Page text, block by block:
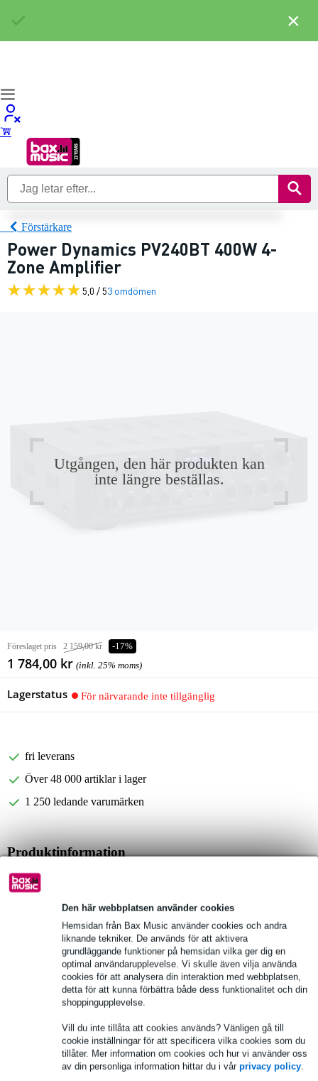
Den här webbplatsen använder cookies
Hemsidan från Bax Music använder cookies och andra
liknande tekniker. De används för att aktivera
grundläggande funktioner på hemsidan vilka ger dig en
optimal användarupplevelse. Vi skulle även vilja använda
cookies för att analysera din interaktion med webbplatsen,
detta för att kunna förbättra både dess funktionalitet och din
shoppingupplevelse.
Vill du inte tillåta att cookies används? Vänligen gå till
cookie inställningar för att specificera vilka cookies som du
tillåter. Mer information om cookies och hur vi använder oss
av din personliga information hittar du i vår privacy policy.
Förstärkare
Power Dynamics PV240BT 400W 4-
Zone Amplifier
5,0 / 53 omdömen
Utgången, den här produkten kan
inte längre beställas.
Föreslaget pris 2 159,00 kr -17%
1 784,00 kr (inkl. 25% moms)
Lagerstatus För närvarande inte tillgänglig
fri leverans
Över 48 000 artiklar i lager
1 250 ledande varumärken
Produktinformation
Power Dynamics PV240BT
4-zone music system
power: 8x 50W
Fullständiga specifikationer
Tillbehör (14)
×